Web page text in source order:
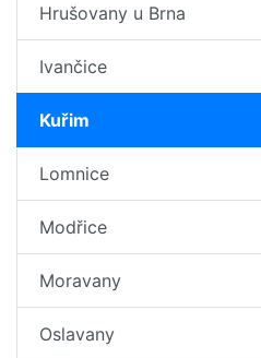
Hrušovany u Brna
Ivančice
Kuřim
Lomnice
Modřice
Moravany
Oslavany